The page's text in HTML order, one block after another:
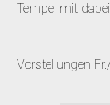
Tempel mit
Vorstellungen